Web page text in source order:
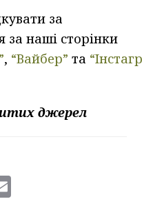
за
за наші сторінки
, “Вайбер” та
джерел